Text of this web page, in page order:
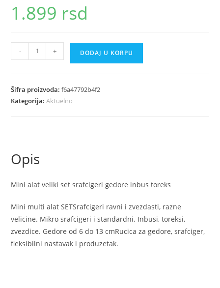
1.899 rsd
alat
set
srafcigeri
- + DODAJ U KORPU
Šifra proizvoda:f6a47792b4f2
Kategorija:Aktuelno
Opis
Mini alat veliki set srafcigeri gedore inbus toreks
Mini multi alat SETSrafcigeri ravni i zvezdasti, razne
velicine. Mikro srafcigeri i standardni. Inbusi, toreksi,
zvezdice. Gedore od 6 do 13 cmRucica za gedore, srafciger,
fleksibilni nastavak i produzetak.